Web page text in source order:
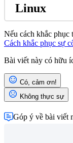
Linux
Nếu cách khắc phục
Cách khắc phục sự
Bài viết này có hữu
Có, cảm ơn!
Không thực sự
Góp ý về bài viết